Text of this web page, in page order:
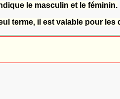
le masculin et le féminin.
terme, il est valable pour les